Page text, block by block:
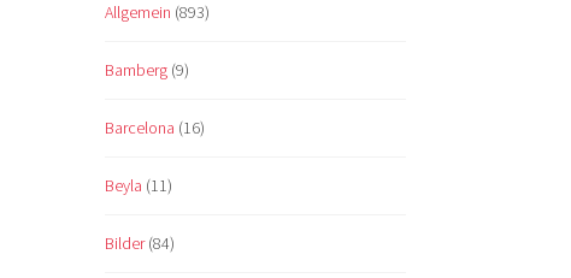
Allgemein (893)
Bamberg (9)
Barcelona (16)
Beyla (11)
Bilder(84)